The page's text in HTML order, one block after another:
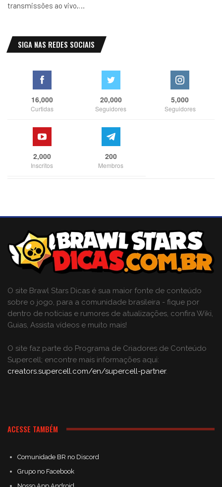
transmissões ao vivo,…
SIGA NAS REDES SOCIAIS
16,000
Curtidas
20,000
Seguidores
5,000
Seguidores
2,000
Inscritos
200
Membros
O site Brawl Stars Dicas é sua maior fonte de conteúdo
sobre o jogo, para a comunidade brasileira - fique por
dentro de notícias e rumores de atualizações, confira Wiki,
Guias, Assista vídeos e muito mais!
O site faz parte do Programa de Criadores de Conteúdo
Supercell; encontre mais informações aqui:
creators.supercell.com/en/supercell-partner.
ACESSE TAMBÉM
Comunidade BR no Discord
Grupo no Facebook